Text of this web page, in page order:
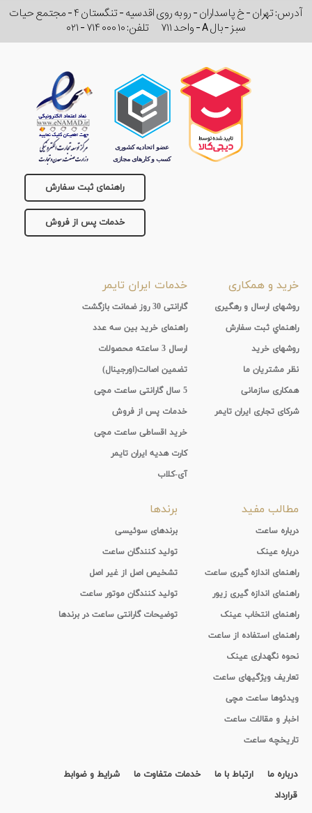
آدرس: تهران - خ پاسداران - رو به روی اقدسیه - تنگستان ۴ - مجتمع حیات
سبز - بال A - واحد ۷۱۱
تلفن:۰۲۱ - ۷۱۴ ۰۰۰ ۱۰
راهنمای ثبت سفارش
خدمات پس از فروش
خرید و همکاری
روشهای ارسال و رهگیری
راهنماي ثبت سفارش
روشهای خرید
نظر مشتریان ما
همکاری سازمانی
شرکای تجاری ایران تایمر
خدمات ایران تایمر
گارانتی 30 روز ضمانت بازگشت
راهنمای خرید بین سه عدد
ارسال 3 ساعته محصولات
تضمین اصالت(اورجینال)
5 سال گارانتی ساعت مچی
خدمات پس از فروش
خرید اقساطی ساعت مچی
کارت هدیه ایران تایمر
آی-کلاب
مطالب مفید
درباره ساعت
درباره عینک
راهنمای اندازه گیری ساعت
راهنمای اندازه گیری زیور
راهنمای انتخاب عینک
راهنمای استفاده از ساعت
نحوه نگهداری عینک
تعاریف ویژگیهای ساعت
ویدئوها ساعت مچی
اخبار و مقالات ساعت
تاریخچه ساعت
برندها
برندهای سوئیسی
تولید کنندگان ساعت
تشخیص اصل از غیر اصل
تولید کنندگان موتور ساعت
توضیحات گارانتی ساعت در برندها
درباره ما ارتباط با ما خدمات متفاوت ما
شرایط و ضوابط
قرارداد